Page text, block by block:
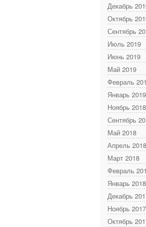
Декабрь
Октябрь
Сентябрь
Июль 2019
Июнь 2019
Май 2019
Февраль
Январь 2019
Ноябрь 2018
Сентябрь
Май 2018
Апрель 2018
Март 2018
Февраль
Январь 2018
Декабрь
Ноябрь 2017
Октябрь